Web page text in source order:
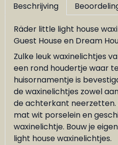
Beschrijving
Räder little light house
Guest House en Dream
Zulke leuk waxinelichtjes
een rond houdertje waar
huisornamentje is
de waxinelichtjes zowel
de achterkant neerzetten.
mat wit porselein en
waxinelichtje. Bouw je
light house waxinelichtjes.